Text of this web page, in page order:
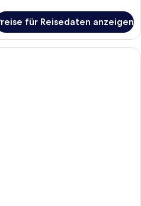
für Reisedaten anzeigen